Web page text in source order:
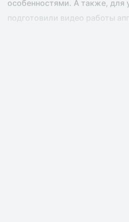
особенностями. А также, для удобства выбора мы
подготовили видео работы